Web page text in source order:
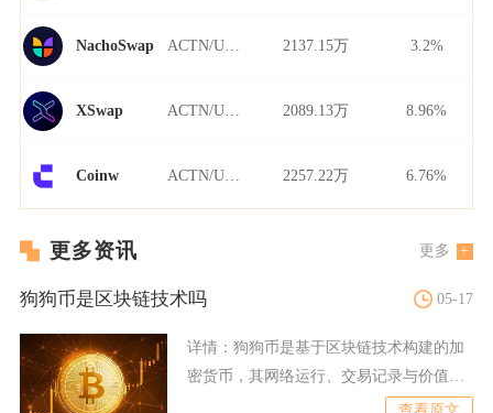
NachoSwap 2137.15万 3.2%
XSwap 2089.13万 8.96%
Coinw 2257.22万 6.76%
更多资讯 更多
狗狗币是区块链技术吗 05-17
详情： 狗狗币是基于区块链技术构建的加
密货币，其网络运行、交易记录与价值转